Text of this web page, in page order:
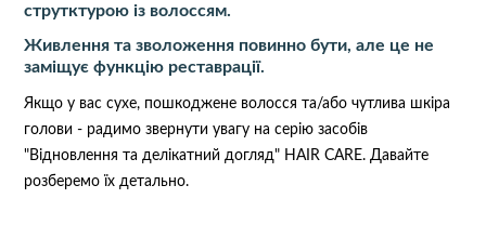
струтктурою із волоссям.
Живлення та зволоження повинно бути, але це не
заміщує функцію реставрації.
Якщо у вас сухе, пошкоджене волосся та/або чутлива шкіра
голови - радимо звернути увагу на серію засобів
"Відновлення та делікатний догляд" HAIR CARE. Давайте
розберемо їх детально.